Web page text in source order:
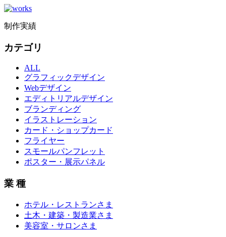
制作実績
カテゴリ
ALL
グラフィックデザイン
Webデザイン
エディトリアルデザイン
ブランディング
イラストレーション
カード・ショップカード
フライヤー
スモールパンフレット
ポスター・展示パネル
業 種
ホテル・レストランさま
土木・建築・製造業さま
美容室・サロンさま